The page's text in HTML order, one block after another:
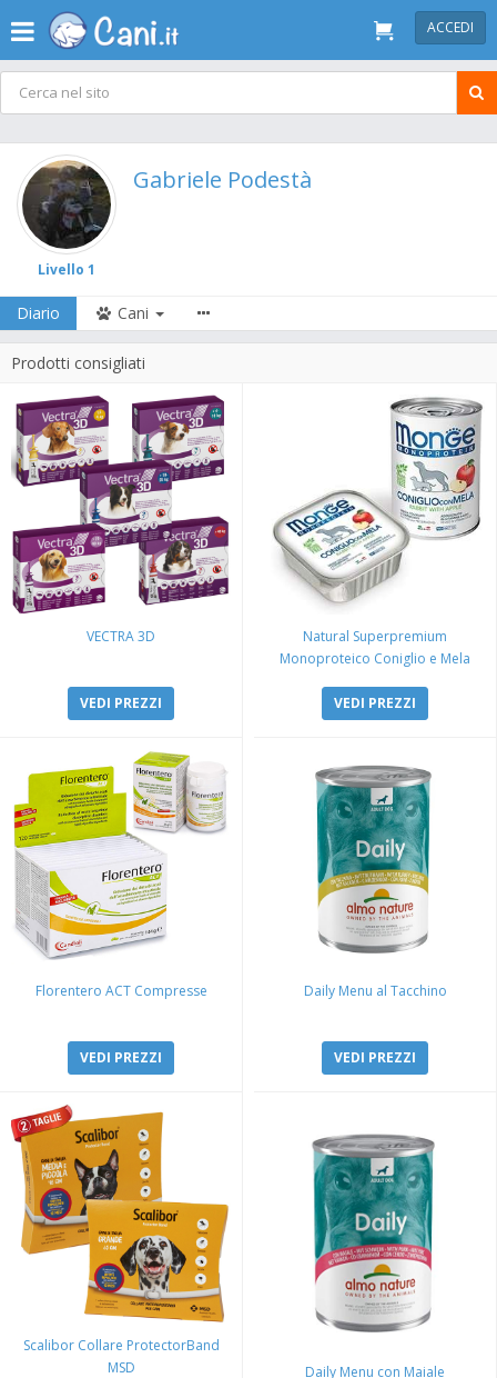
ACCEDI
Livello 1
Gabriele Podestà
Diario Cani
Prodotti consigliati
VECTRA 3D
VEDI PREZZI
Natural Superpremium
Monoproteico Coniglio e Mela
VEDI PREZZI
Florentero ACT Compresse
VEDI PREZZI
Daily Menu al Tacchino
VEDI PREZZI
Scalibor Collare ProtectorBand
MSD
Daily Menu con Maiale